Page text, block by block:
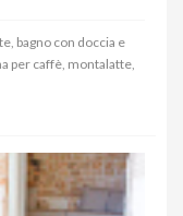
bagno con doccia e
per caffè, montalatte,